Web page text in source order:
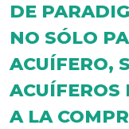
DE
NO SÓLO
ACUÍFERO,
ACUÍFEROS
A LA